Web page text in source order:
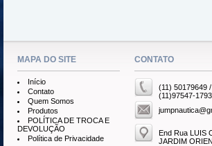
MAPA DO SITE
Início
Contato
Quem Somos
Produtos
POLÍTICA DE TROCA E
DEVOLUÇÃO
Política de Privacidade
CONTATO
(11) 50179649
(11)97547-1793
End Rua LUIS
JARDIM